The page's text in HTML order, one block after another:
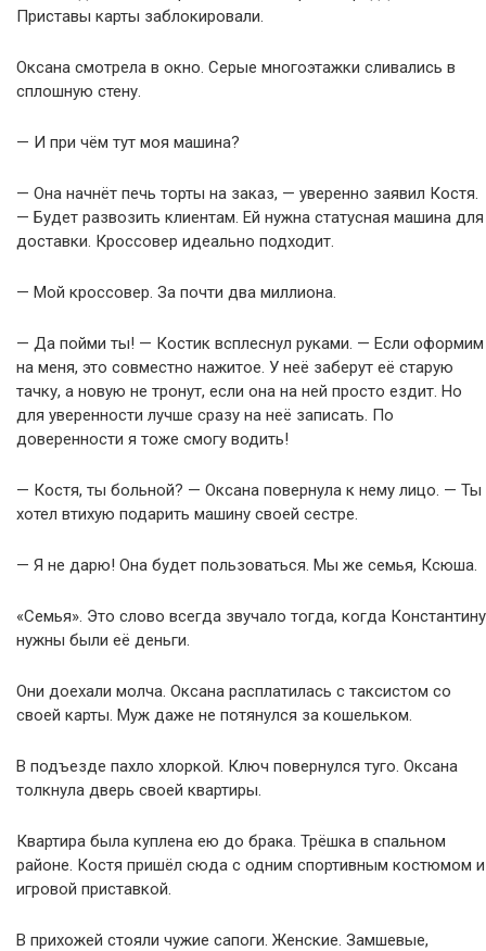
Приставы карты заблокировали.
Оксана смотрела в окно. Серые многоэтажки сливались в
сплошную стену.
— И при чём тут моя машина?
— Она начнёт печь торты на заказ, — уверенно заявил Костя.
— Будет развозить клиентам. Ей нужна статусная машина для
доставки. Кроссовер идеально подходит.
— Мой кроссовер. За почти два миллиона.
— Да пойми ты! — Костик всплеснул руками. — Если оформим
на меня, это совместно нажитое. У неё заберут её старую
тачку, а новую не тронут, если она на ней просто ездит. Но
для уверенности лучше сразу на неё записать. По
доверенности я тоже смогу водить!
— Костя, ты больной? — Оксана повернула к нему лицо. — Ты
хотел втихую подарить машину своей сестре.
— Я не дарю! Она будет пользоваться. Мы же семья, Ксюша.
«Семья». Это слово всегда звучало тогда, когда Константину
нужны были её деньги.
Они доехали молча. Оксана расплатилась с таксистом со
своей карты. Муж даже не потянулся за кошельком.
В подъезде пахло хлоркой. Ключ повернулся туго. Оксана
толкнула дверь своей квартиры.
Квартира была куплена ею до брака. Трёшка в спальном
районе. Костя пришёл сюда с одним спортивным костюмом и
игровой приставкой.
В прихожей стояли чужие сапоги. Женские. Замшевые,